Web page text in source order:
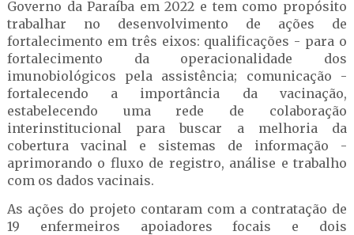
Governo da Paraíba em 2022 e tem como propósito
trabalhar no desenvolvimento de ações de
fortalecimento em três eixos: qualificações - para o
fortalecimento da operacionalidade dos
imunobiológicos pela assistência; comunicação -
fortalecendo a importância da vacinação,
estabelecendo uma rede de colaboração
interinstitucional para buscar a melhoria da
cobertura vacinal e sistemas de informação -
aprimorando o fluxo de registro, análise e trabalho
com os dados vacinais.
As ações do projeto contaram com a contratação de
19 enfermeiros apoiadores focais e dois